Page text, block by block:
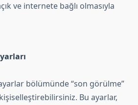
ve internete bağlı olmasıyla
bölümünde “son görülme”
Bu ayarlar,